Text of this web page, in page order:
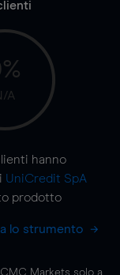
A
hanno
UniCredit SpA
prodotto
lo strumento
Markets solo a